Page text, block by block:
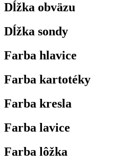
Dĺžka obväzu
Dĺžka sondy
Farba hlavice
Farba kartotéky
Farba kresla
Farba lavice
Farba lôžka